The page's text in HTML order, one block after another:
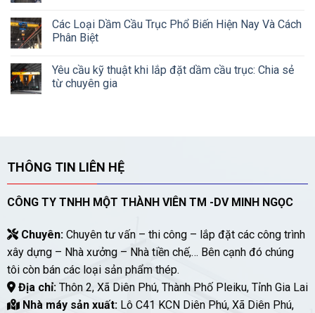
Các Loại Dầm Cầu Trục Phổ Biến Hiện Nay Và Cách
Phân Biệt
Yêu cầu kỹ thuật khi lắp đặt dầm cầu trục: Chia sẻ
từ chuyên gia
THÔNG TIN LIÊN HỆ
CÔNG TY TNHH MỘT THÀNH VIÊN TM -DV MINH NGỌC
Chuyên:Chuyên tư vấn – thi công – lắp đặt các công trình
xây dựng – Nhà xưởng – Nhà tiền chế,… Bên cạnh đó chúng
tôi còn bán các loại sản phẩm thép.
Địa chỉ:Thôn 2, Xã Diên Phú, Thành Phố Pleiku, Tỉnh Gia Lai
Nhà máy sản xuất:Lô C41 KCN Diên Phú, Xã Diên Phú,